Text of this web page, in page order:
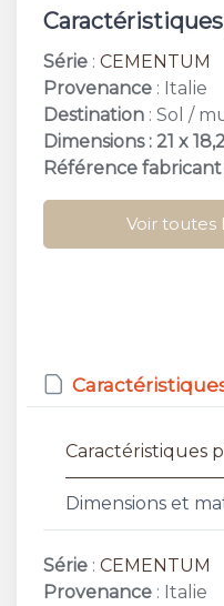
Série : CEMENTUM
Provenance : Italie
Destination : Sol /
Dimensions : 21 x
Référence fabricant
Voir toutes
Caractéristiques
Dimensions et
Série : CEMENTUM
Provenance : Italie